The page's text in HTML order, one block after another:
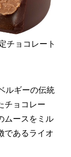
チョコレート
ルギーの伝統
チョコレー
ムースをミル
であるライオ